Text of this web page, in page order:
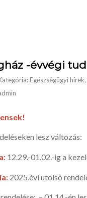
-évvégi
Egészségügyi hírek,
lesz változás:
12.29.-01.02.-ig a
2025.évi utolsó